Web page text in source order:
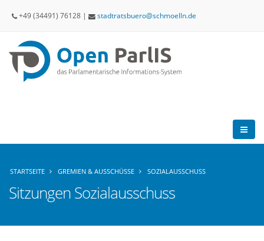
+49 (34491) 76128 | stadtratsbuero schmoellnde
STARTSEITE GREMIEN & AUSSCHÜSSE SOZIALAUSSCHUSS
Sitzungen Sozialausschuss